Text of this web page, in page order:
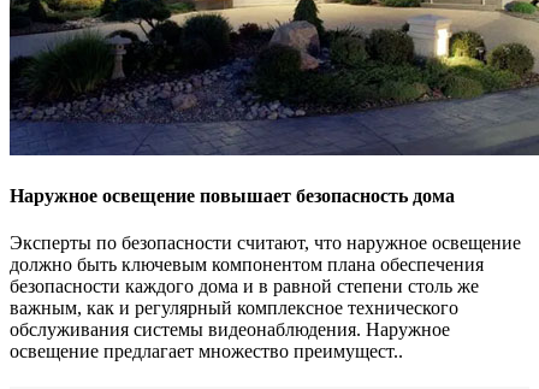
Наружное освещение повышает безопасность дома
Эксперты по безопасности считают, что наружное освещение
должно быть ключевым компонентом плана обеспечения
безопасности каждого дома и в равной степени столь же
важным, как и регулярный комплексное технического
обслуживания системы видеонаблюдения. Наружное
освещение предлагает множество преимущест..